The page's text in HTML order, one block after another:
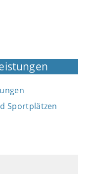
Sportplätzen